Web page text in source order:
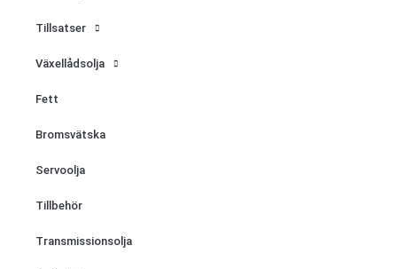
Tillsatser
Växellådsolja
Fett
Bromsvätska
Servoolja
Tillbehör
Transmissionsolja